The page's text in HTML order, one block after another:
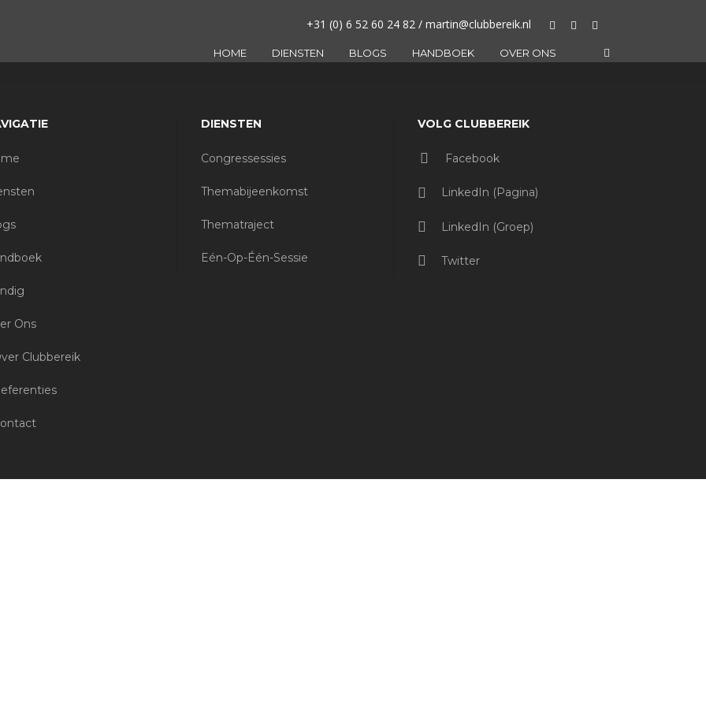
HOME DIENSTEN BLOGS HANDBOEK OVER ONS
+31 (0) 6 52 60 24 82 / martin@clubbereik.nl
Ons
Clubbereik
DIENSTEN
Congressessies
Themabijeenkomst
Thematraject
Eén-Op-Één-Sessie
VOLG CLUBBEREIK
Facebook
LinkedIn (pagina)
LinkedIn (groep)
Twitter